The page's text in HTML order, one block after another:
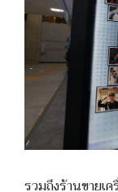
รวมถึงร้านขายเ